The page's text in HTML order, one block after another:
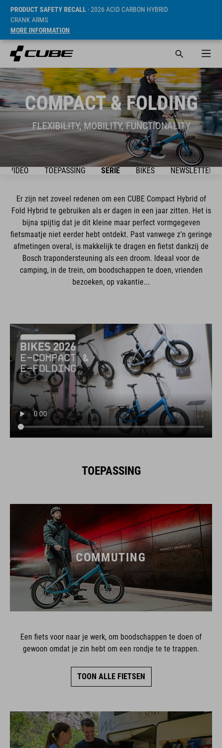
PRODUCT SAFETY RECALL- 2026 ACID CARBON HYBRID
CRANK ARMS
MORE INFORMATION
COMPACT & FOLDING
FLEXIBILITY, MOBILITY, FUNCTIONALITY
VIDEO TOEPASSING SERIE BIKES NEWSLETTER
Er zijn net zoveel redenen om een CUBE Compact Hybrid of
Fold Hybrid te gebruiken als er dagen in een jaar zitten. Het is
bijna spijtig dat je dit kleine maar perfect vormgegeven
fietsmaatje niet eerder hebt ontdekt. Past vanwege z'n geringe
afmetingen overal, is makkelijk te dragen en fietst dankzij de
Bosch trapondersteuning als een droom. Ideaal voor de
camping, in de trein, om boodschappen te doen, vrienden
bezoeken, op vakantie...
TOEPASSING
COMMUTING
Een fiets voor naar je werk, om boodschappen te doen of
gewoon omdat je zin hebt om een rondje te te trappen.
TOON ALLE FIETSEN